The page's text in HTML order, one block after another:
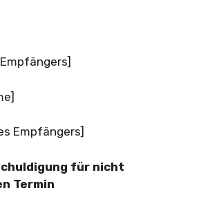
Empfängers]
für nicht
Termin